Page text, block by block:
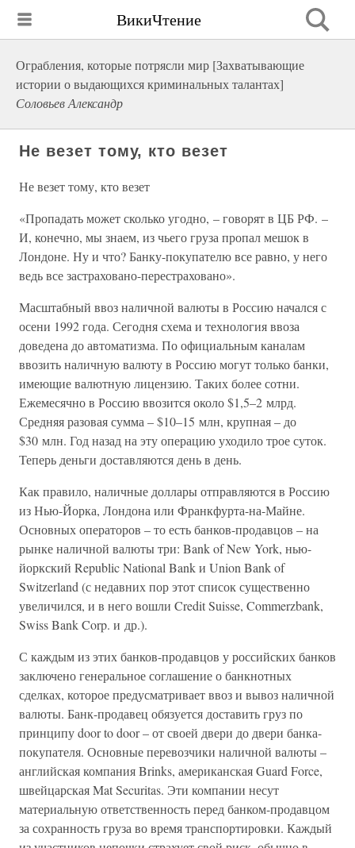
ВикиЧтение
Ограбления, которые потрясли мир [Захватывающие
истории о выдающихся криминальных талантах]
Соловьев Александр
Не везет тому, кто везет
Не везет тому, кто везет
«Пропадать может сколько угодно, – говорят в ЦБ РФ. –
И, конечно, мы знаем, из чьего груза пропал мешок в
Лондоне. Ну и что? Банку-покупателю все равно, у него
ведь все застраховано-перестраховано».
Масштабный ввоз наличной валюты в Россию начался с
осени 1992 года. Сегодня схема и технология ввоза
доведена до автоматизма. По официальным каналам
ввозить наличную валюту в Россию могут только банки,
имеющие валютную лицензию. Таких более сотни.
Ежемесячно в Россию ввозится около $1,5–2 млрд.
Средняя разовая сумма – $10–15 млн, крупная – до
$30 млн. Год назад на эту операцию уходило трое суток.
Теперь деньги доставляются день в день.
Как правило, наличные доллары отправляются в Россию
из Нью-Йорка, Лондона или Франкфурта-на-Майне.
Основных операторов – то есть банков-продавцов – на
рынке наличной валюты три: Bank of New York, нью-
йоркский Republic National Bank и Union Bank of
Switzerland (с недавних пор этот список существенно
увеличился, и в него вошли Credit Suisse, Commerzbank,
Swiss Bank Corp. и др.).
С каждым из этих банков-продавцов у российских банков
заключено генеральное соглашение о банкнотных
сделках, которое предусматривает ввоз и вывоз наличной
валюты. Банк-продавец обязуется доставить груз по
принципу door to door – от своей двери до двери банка-
покупателя. Основные перевозчики наличной валюты –
английская компания Brinks, американская Guard Force,
швейцарская Mat Securitas. Эти компании несут
материальную ответственность перед банком-продавцом
за сохранность груза во время транспортировки. Каждый